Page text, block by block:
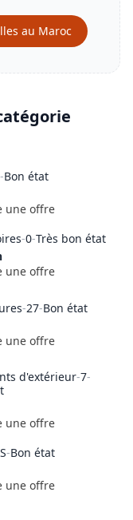
au Maroc
-Bon état
une offre
-0-Très bon état
une offre
-27-Bon état
une offre
d'extérieur-7-
une offre
-Bon état
une offre